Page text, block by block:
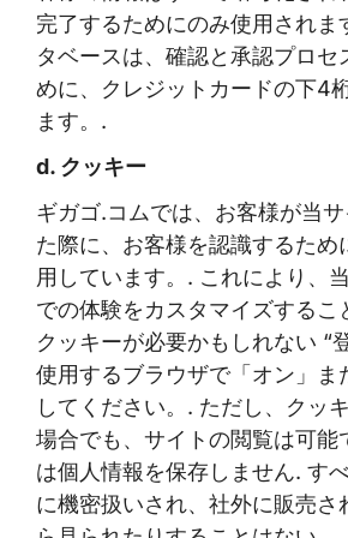
完了するためにのみ使用されま
タベースは、確認と承認プロセ
めに、クレジットカードの下4
ます。.
d. クッキー
ギガゴ.コムでは、お客様が当
た際に、お客様を認識するため
用しています。. これにより、
での体験をカスタマイズするこ
クッキーが必要かもしれない “
使用するブラウザで「オン」ま
してください。. ただし、クッ
場合でも、サイトの閲覧は可能
は個人情報を保存しません. す
に機密扱いされ、社外に販売さ